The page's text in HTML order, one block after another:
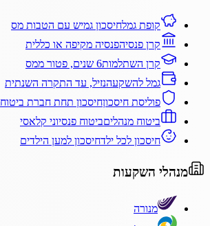
קופת גמלחיסכון גמיש עם הטבות מס
קרן פנסיהפנסיה מקיפה או כללית
קרן השתלמות6 שנים, פטור ממס
גמל להשקעהנזיל, עד התקרה השנתית
פוליסת חיסכוןחיסכון תחת חברת ביטוח
ביטוח מנהליםביטוח פנסיוני קלאסי
חיסכון לכל ילדחיסכון למען הילדים
מנהלי השקעות
מנורה